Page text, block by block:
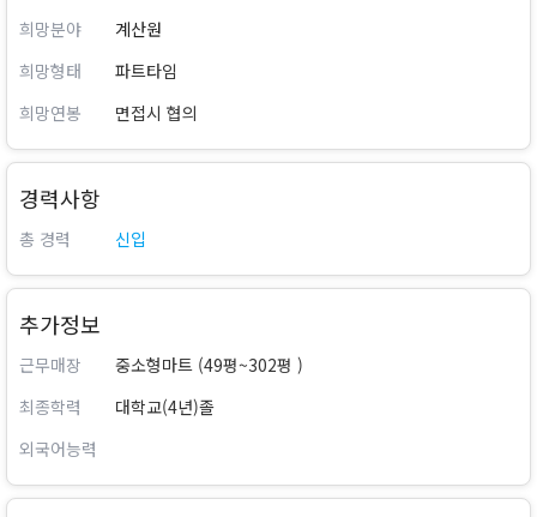
희망분야
계산원
희망형태
파트타임
희망연봉
면접시 협의
경력사항
총 경력 신입
추가정보
근무매장
중소형마트 (49평~302평 )
최종학력
대학교(4년)졸
외국어능력